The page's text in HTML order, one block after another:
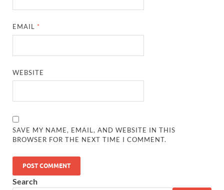
Uttarakhand Uniform Scam: वर्दी घोटाले में सीएम
Kapil Dev Agarwal: यूपी सरकार के मंत्री कपिल देव ने
NFPRC Workshop: एन.एफ.पी.आर.सी द्वारा सांसदों एवं
EMAIL *
WEBSITE
SAVE MY NAME, EMAIL, AND WEBSITE IN THIS
BROWSER FOR THE NEXT TIME I COMMENT.
Search